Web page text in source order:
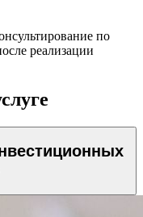
по
реализации